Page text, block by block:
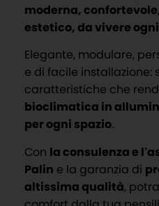
moderna,
estetico, da vivere
Elegante, modulare,
e di facile installazione:
caratteristiche che
bioclimatica in
per ogni spazio.
Con la consulenza e
Palin e la garanzia di
altissima qualità,